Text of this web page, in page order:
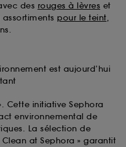
des rouges à lèvres et
pour le teint,
est aujourd’hui
Cette initiative Sephora
environnemental de
La sélection de
at Sephora » garantit